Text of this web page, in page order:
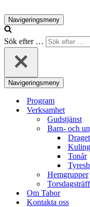
Navigeringsmeny
Sök efter …
Navigeringsmeny
Program
Verksamhet
Gudstjänst
Barn- och
Draget
Tonår
Hemgrupper
Om Tabor
Kontakta oss